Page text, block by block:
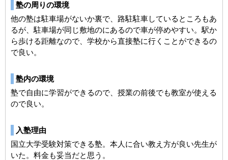
塾の周りの環境
他の塾は駐車場がないか裏で、路駐駐車しているところもあ
るが、駐車場が同じ敷地のにあるので車が停めやすい。駅か
ら歩ける距離なので、学校から直接塾に行くことができるの
で良い。
塾内の環境
塾で自由に学習ができるので、授業の前後でも教室が使える
ので良い。
入塾理由
国立大学受験対策できる塾。本人に合い教え方が良い先生が
いた。料金も妥当だと思う。